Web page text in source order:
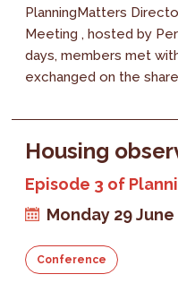
PlanningMatters
Meeting , hosted by
days, members met
exchanged on the
Housing
Episode 3 of
Monday 29 June
Conference